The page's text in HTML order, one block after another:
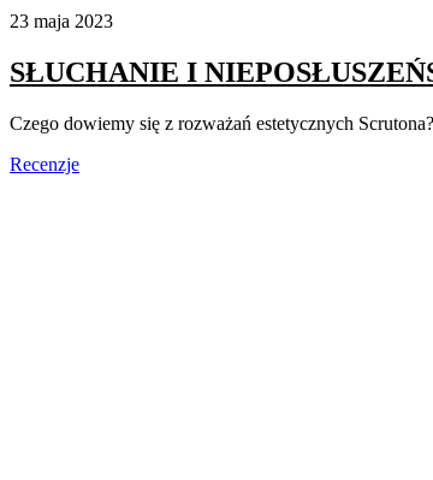
23 maja 2023
SŁUCHANIE I
Czego dowiemy się z rozważań estetycznych
Recenzje